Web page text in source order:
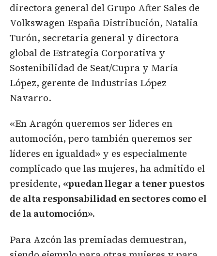
directora general del Grupo After Sales de
Volkswagen España Distribución, Natalia
Turón, secretaria general y directora
global de Estrategia Corporativa y
Sostenibilidad de Seat/Cupra y María
López, gerente de Industrias López
Navarro.
«En Aragón queremos ser líderes en
automoción, pero también queremos ser
líderes en igualdad» y es especialmente
complicado que las mujeres, ha admitido el
presidente, «puedan llegar a tener puestos
de alta responsabilidad en sectores como el
de la automoción».
Para Azcón las premiadas demuestran,